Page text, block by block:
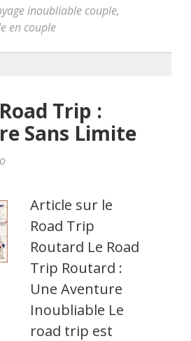
inoubliable couple,
en couple
Trip :
Sans Limite
Article sur le
Road Trip
Routard Le Road
Trip Routard :
Une Aventure
Inoubliable Le
road trip est